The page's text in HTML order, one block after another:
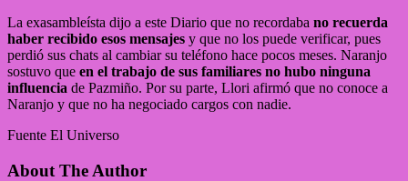
La exasambleísta dijo a este Diario que no recordaba no recuerda
haber recibido esos mensajes y que no los puede verificar, pues
perdió sus chats al cambiar su teléfono hace pocos meses. Naranjo
sostuvo que en el trabajo de sus familiares no hubo ninguna
influencia de Pazmiño. Por su parte, Llori afirmó que no conoce a
Naranjo y que no ha negociado cargos con nadie.
Fuente El Universo
About The Author